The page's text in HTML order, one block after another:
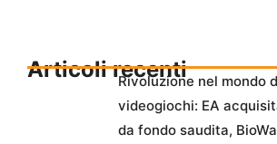
Articoli recentiRivoluzione nel mondo
videogiochi: EA
da fondo saudita,